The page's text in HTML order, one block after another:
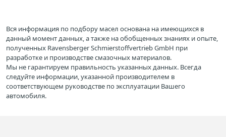
Вся информация по подбору масел основана на имеющихся в
данный момент данных, а также на обобщенных знаниях и опыте,
полученных Ravensberger Schmierstoffvertrieb GmbH при
разработке и производстве смазочных материалов.
Мы не гарантируем правильность указанных данных. Всегда
следуйте информации, указанной производителем в
соответствующем руководстве по эксплуатации Вашего
автомобиля.